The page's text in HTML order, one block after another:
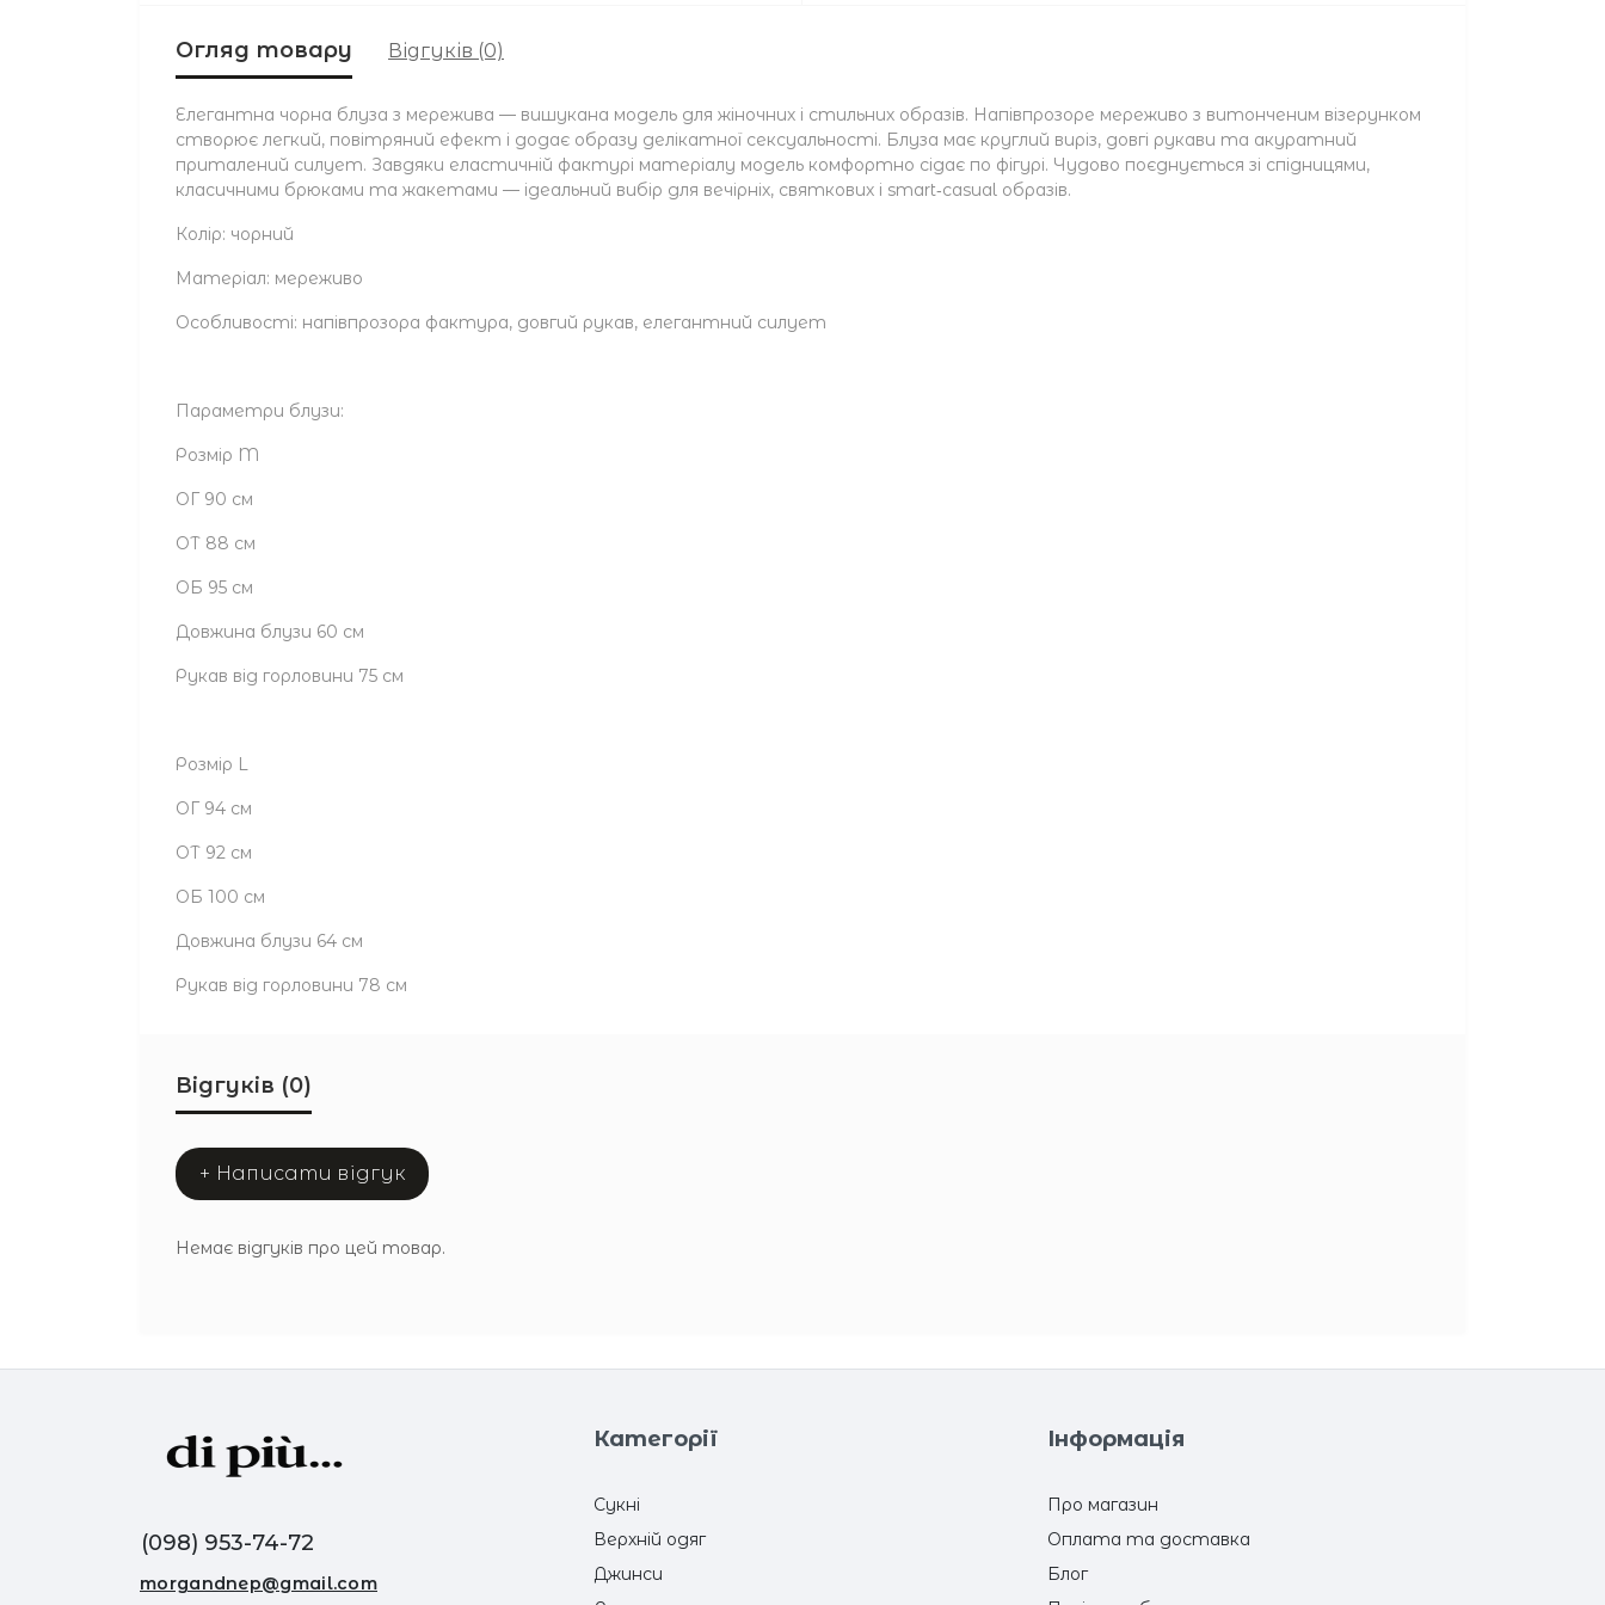
Огляд товару Відгуків (0)
Елегантна чорна блуза з мережива — вишукана модель для жіночних і стильних образів. Напівпрозоре мереживо з витонченим візерунком
створює легкий, повітряний ефект і додає образу делікатної сексуальності. Блуза має круглий виріз, довгі рукави та акуратний
приталений силует. Завдяки еластичній фактурі матеріалу модель комфортно сідає по фігурі. Чудово поєднується зі спідницями,
класичними брюками та жакетами — ідеальний вибір для вечірніх, святкових і smart‑casual образів.
Колір: чорний
Матеріал: мереживо
Особливості: напівпрозора фактура, довгий рукав, елегантний силует
Параметри блузи:
Розмір M
ОГ 90 см
ОТ 88 см
ОБ 95 см
Довжина блузи 60 см
Рукав від горловини 75 см
Розмір L
ОГ 94 см
ОТ 92 см
ОБ 100 см
Довжина блузи 64 см
Рукав від горловини 78 см
Відгуків (0)
+ Написати відгук
Немає відгуків про цей товар.
(098) 953-74-72
morgandnep@gmail.com
Категорії
Сукні
Верхній одяг
Джинси
Інформація
Про магазин
Оплата та доставка
Блог